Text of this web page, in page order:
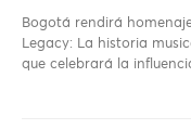
Bogotá rendirá
Legacy: La historia
que celebrará la